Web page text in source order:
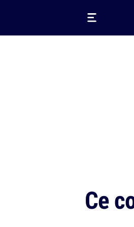
Ce